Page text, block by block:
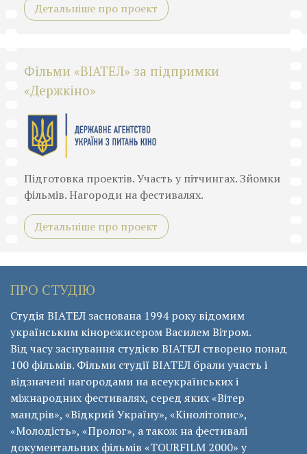
Детальніше про проект
Фільми «ВІАТЕЛ» за підпримки
«Держкіно»
Підготовка проектів. Участь у пітчингах. Зйомки
фільмів. Нагороди на фестивалях.
Детальніше про проект
ПРО СТУДІЮ
Студія ВІАТЕЛ заснована 1994 року відомим
українським кінорежисером Василем Вітром.
Від часу заснування студією ВІАТЕЛ створено понад
100 фільмів. Фільми студії ВІАТЕЛ брали участь і
відзначені нагородами на всеукраїнських і
міжнародних фестивалях, серед яких «Вітер
мандрів», «Відкрий Україну», «Кінолітопис»,
«Молодість», «Пролог», а також на фестивалі
документальних фільмів «ТОURFILM 2000» у